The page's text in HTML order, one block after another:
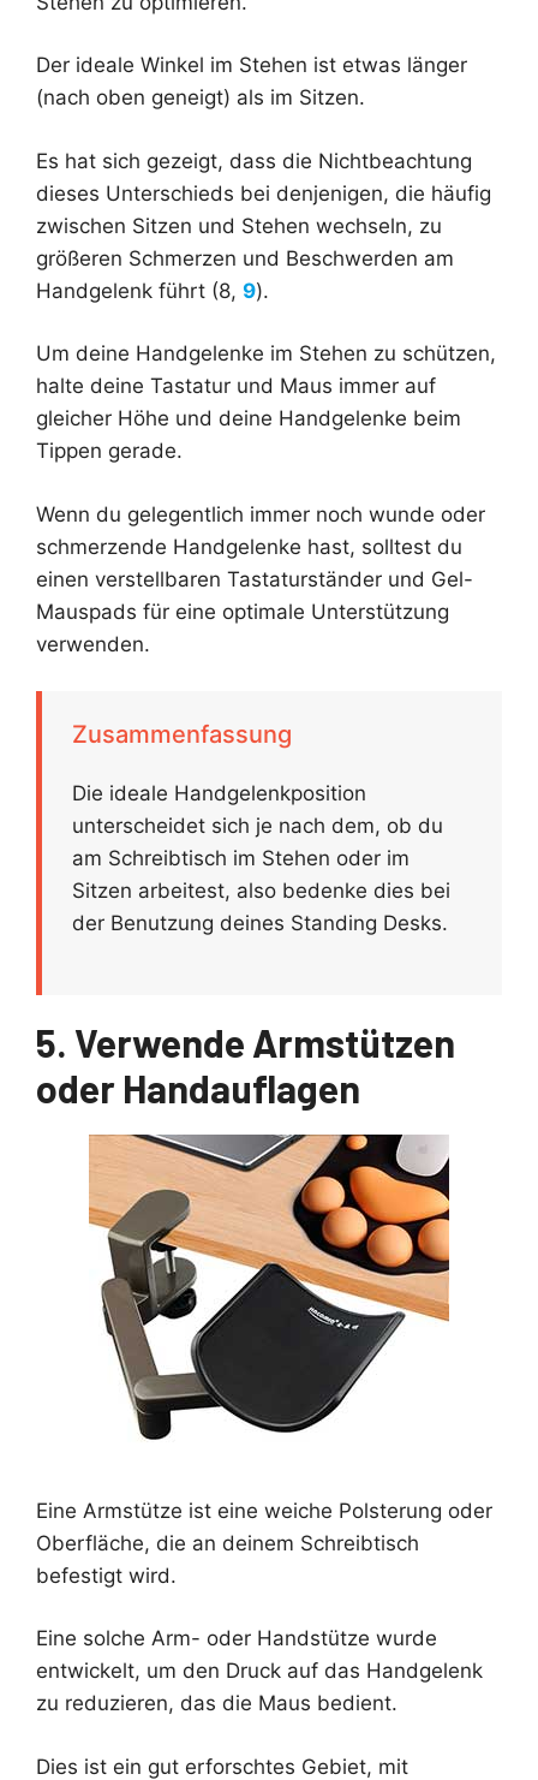
Der ideale Winkel im Stehen ist etwas länger
(nach oben geneigt) als im Sitzen.
Es hat sich gezeigt, dass die Nichtbeachtung
dieses Unterschieds bei denjenigen, die häufig
zwischen Sitzen und Stehen wechseln, zu
größeren Schmerzen und Beschwerden am
Handgelenk führt (8, 9).
Um deine Handgelenke im Stehen zu schützen,
halte deine Tastatur und Maus immer auf
gleicher Höhe und deine Handgelenke beim
Tippen gerade.
Wenn du gelegentlich immer noch wunde oder
schmerzende Handgelenke hast, solltest du
einen verstellbaren Tastaturständer und Gel-
Mauspads für eine optimale Unterstützung
verwenden.
Zusammenfassung
Die ideale Handgelenkposition
unterscheidet sich je nach dem, ob du
am Schreibtisch im Stehen oder im
Sitzen arbeitest, also bedenke dies bei
der Benutzung deines Standing Desks.
5. Verwende Armstützen
oder Handauflagen
Eine Armstütze ist eine weiche Polsterung oder
Oberfläche, die an deinem Schreibtisch
befestigt wird.
Eine solche Arm- oder Handstütze wurde
entwickelt, um den Druck auf das Handgelenk
zu reduzieren, das die Maus bedient.
Dies ist ein gut erforschtes Gebiet, mit